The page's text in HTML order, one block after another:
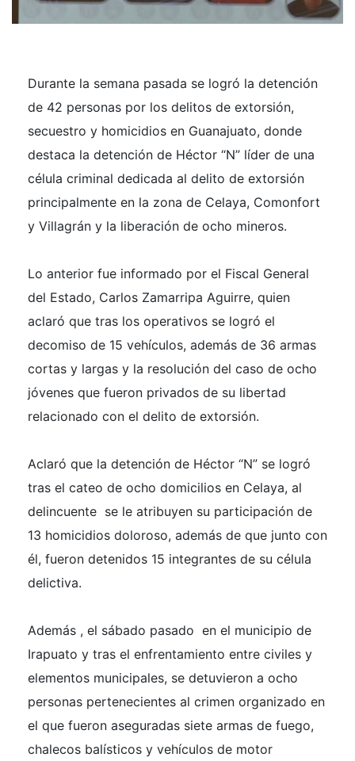
Durante la semana pasada se logró la detención
de 42 personas por los delitos de extorsión,
secuestro y homicidios en Guanajuato, donde
destaca la detención de Héctor “N” líder de una
célula criminal dedicada al delito de extorsión
principalmente en la zona de Celaya, Comonfort
y Villagrán y la liberación de ocho mineros.
Lo anterior fue informado por el Fiscal General
del Estado, Carlos Zamarripa Aguirre, quien
aclaró que tras los operativos se logró el
decomiso de 15 vehículos, además de 36 armas
cortas y largas y la resolución del caso de ocho
jóvenes que fueron privados de su libertad
relacionado con el delito de extorsión.
Aclaró que la detención de Héctor “N” se logró
tras el cateo de ocho domicilios en Celaya, al
delincuente se le atribuyen su participación de
13 homicidios doloroso, además de que junto con
él, fueron detenidos 15 integrantes de su célula
delictiva.
Además , el sábado pasado en el municipio de
Irapuato y tras el enfrentamiento entre civiles y
elementos municipales, se detuvieron a ocho
personas pertenecientes al crimen organizado en
el que fueron aseguradas siete armas de fuego,
chalecos balísticos y vehículos de motor